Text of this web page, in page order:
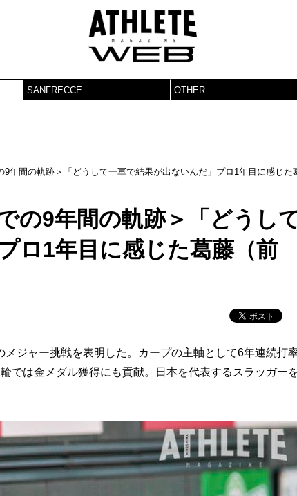
SANFRECCE OTHER
9年間の軌跡＞「どうして一軍で結果が出ないんだ」プロ1年目に感じた
の9年間の軌跡＞「どうし
ロ1年目に感じた葛藤（前
ジャー挑戦を表明した。カープの主軸として6年連続打
では金メダル獲得にも貢献。日本を代表するスラッガー